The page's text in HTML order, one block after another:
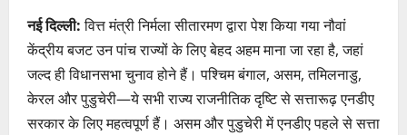
नई दिल्ली:वित्त मंत्री निर्मला सीतारमण द्वारा पेश किया गया नौवां
केंद्रीय बजट उन पांच राज्यों के लिए बेहद अहम माना जा रहा है, जहां
जल्द ही विधानसभा चुनाव होने हैं। पश्चिम बंगाल, असम, तमिलनाडु,
केरल और पुडुचेरी—ये सभी राज्य राजनीतिक दृष्टि से सत्तारूढ़ एनडीए
सरकार के लिए महत्वपूर्ण हैं। असम और पुडुचेरी में एनडीए पहले से सत्ता